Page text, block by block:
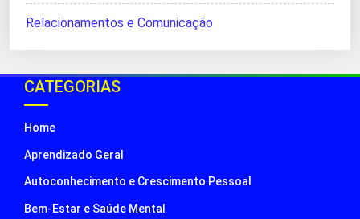
Relacionamentos e Comunicação
CATEGORIAS
Home
Aprendizado Geral
Autoconhecimento e Crescimento Pessoal
Bem-Estar e Saúde Mental